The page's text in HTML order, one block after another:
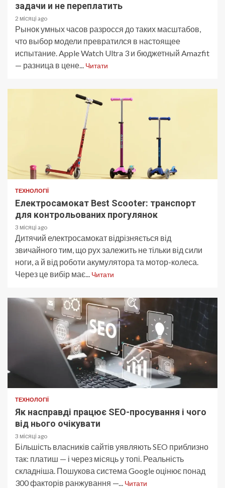
задачи и не переплатить
2 місяці ago
Рынок умных часов разросся до таких масштабов,
что выбор модели превратился в настоящее
испытание. Apple Watch Ultra 3 и бюджетный Amazfit
— разница в цене... Читати
ТЕХНОЛОГІЇ
Електросамокат Best Scooter: транспорт
для контрольованих прогулянок
3 місяці ago
Дитячий електросамокат відрізняється від
звичайного тим, що рух залежить не тільки від сили
ноги, а й від роботи акумулятора та мотор-колеса.
Через це вибір має... Читати
ТЕХНОЛОГІЇ
Як насправді працює SEO-просування і чого
від нього очікувати
3 місяці ago
Більшість власників сайтів уявляють SEO приблизно
так: платиш — і через місяць у топі. Реальність
складніша. Пошукова система Google оцінює понад
300 факторів ранжування —... Читати